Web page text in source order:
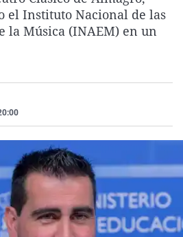
La rosa de los vientos
Gente viajera
Caso
Retornados
Operación Viuda
Extremadura
Galicia
Navarra
Virales
Televisión
el Instituto Nacional de las
la Música (INAEM) en un